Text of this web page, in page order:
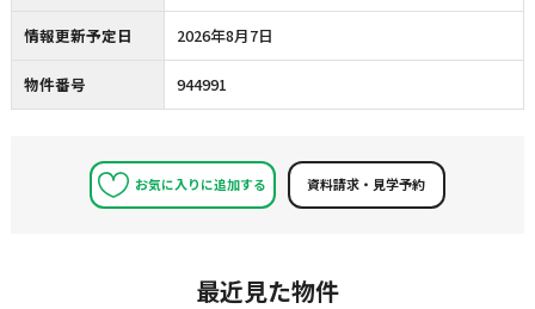
情報更新予定日 2026年8月7日
物件番号 944991
お気に入りに追加する
最近見た物件